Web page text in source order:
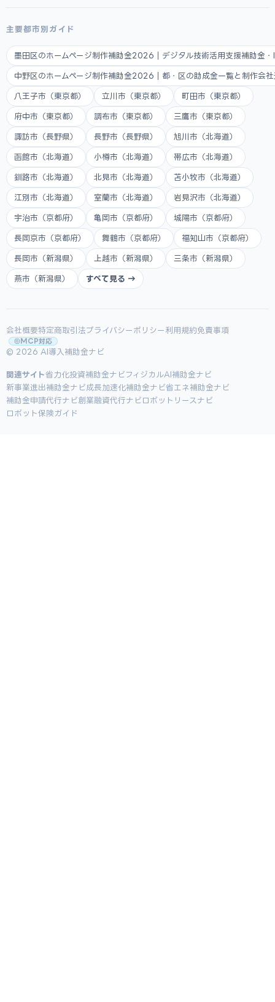
主要都市別ガイド
墨田区のホームページ制作補助金2026｜デジタル技術活用支援補助金
中野区のホームページ制作補助金2026｜都・区の助成金一覧と制作会
八王子市（東京都） 立川市（東京都） 町田市（東京都）
府中市（東京都） 調布市（東京都） 三鷹市（東京都）
諏訪市（長野県） 長野市（長野県） 旭川市（北海道）
函館市（北海道） 小樽市（北海道） 帯広市（北海道）
釧路市（北海道） 北見市（北海道） 苫小牧市（北海道）
江別市（北海道） 室蘭市（北海道） 岩見沢市（北海道）
宇治市（京都府） 亀岡市（京都府） 城陽市（京都府）
長岡京市（京都府） 舞鶴市（京都府） 福知山市（京都府）
長岡市（新潟県） 上越市（新潟県） 三条市（新潟県）
燕市（新潟県） すべて見る →
会社概要特定商取引法プライバシーポリシー 利用規約免責事項
MCP対応
© 2026 AI導入補助金ナビ
関連サイト省力化投資補助金ナビ フィジカルAI補助金ナビ
新事業進出補助金ナビ成長加速化補助金ナビ省エネ補助金ナビ
補助金申請代行ナビ創業融資代行ナビ ロボットリースナビ
ロボット保険ガイド